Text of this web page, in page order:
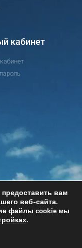
кабинет
Oy
вам
веб-сайта.
файлы cookie мы
.